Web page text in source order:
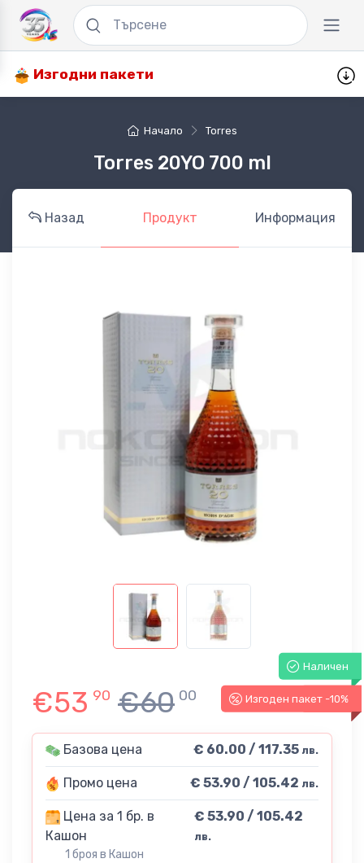
Изгодни пакети
Начало Torres
Torres 20YO 700 ml
Назад Продукт Информация
Наличен
-10%
Изгоден пакет -10%
€53 90 €60 00
Базова цена € 60.00 / 117.35 лв.
Промо цена € 53.90 / 105.42 лв.
Цена за 1 бр. в
Кашон
1 броя в Кашон
€ 53.90 / 105.42
лв.